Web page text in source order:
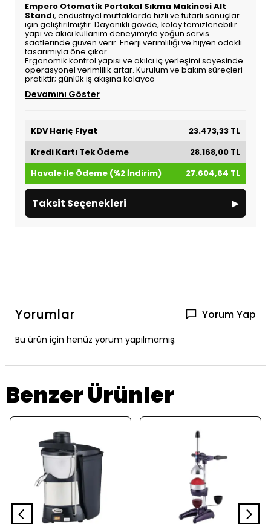
Empero Otomatik Portakal Sıkma Makinesi Alt
Standı, endüstriyel mutfaklarda hızlı ve tutarlı sonuçlar
için geliştirilmiştir. Dayanıklı gövde, kolay temizlenebilir
yapı ve akıcı kullanım deneyimiyle yoğun servis
saatlerinde güven verir. Enerji verimliliği ve hijyen odaklı
tasarımıyla öne çıkar.
Ergonomik kontrol yapısı ve akılcı iç yerleşimi sayesinde
operasyonel verimlilik artar. Kurulum ve bakım süreçleri
pratiktir; günlük iş akışına kolayca
Devamını Göster
KDV Hariç Fiyat
23.473,33 TL
Kredi Kartı Tek Ödeme
28.168,00 TL
Havale ile Ödeme (%2 İndirim)
27.604,64 TL
Taksit Seçenekleri ▸
Yorumlar Yorum Yap
Bu ürün için henüz yorum yapılmamış.
Benzer Ürünler